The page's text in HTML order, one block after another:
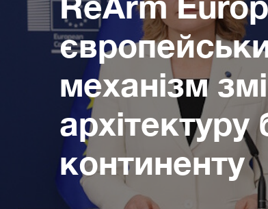
механізм
архітектуру
континенту